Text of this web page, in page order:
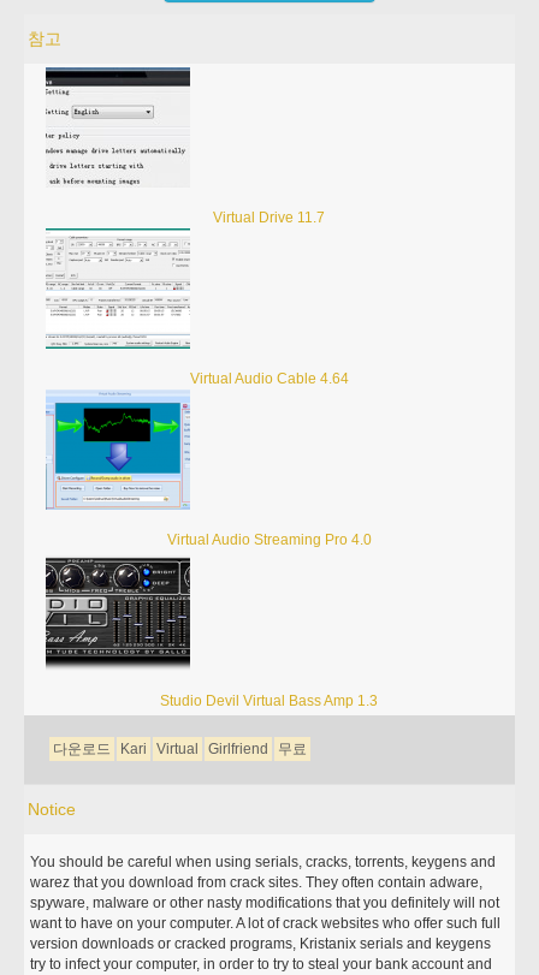
참고
Virtual Drive 11.7
Virtual Audio Cable 4.64
Virtual Audio Streaming Pro 4.0
Studio Devil Virtual Bass Amp 1.3
다운로드 Kari Virtual Girlfriend 무료
Notice
You should be careful when using serials, cracks, torrents, keygens and
warez that you download from crack sites. They often contain adware,
spyware, malware or other nasty modifications that you definitely will not
want to have on your computer. A lot of crack websites who offer such full
version downloads or cracked programs, Kristanix serials and keygens
try to infect your computer, in order to try to steal your bank account and